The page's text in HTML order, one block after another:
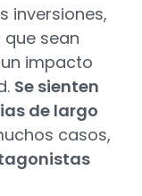
inversiones,
sean
impacto
Se sienten
de largo
casos,